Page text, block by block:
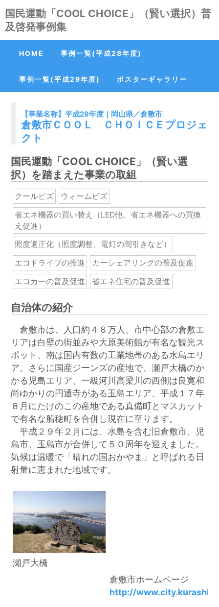
Skip
to
content
国民運動「COOL CHOICE」（賢い選択）普
及啓発事例集
HOME 事例一覧(平成28年度)
事例一覧(平成29年度) ポスターギャラリー
【事業名称】平成29年度｜岡山県／倉敷市
倉敷市ＣＯＯＬ ＣＨＯＩＣＥプロジェ
クト
国民運動「COOL CHOICE」（賢い選
択）を踏まえた事業の取組
クールビズ
ウォームビズ
省エネ機器の買い替え（LED他、省エネ機器への買換
え促進）
照度適正化（照度調整、電灯の間引きなど）
エコドライブの推進
カーシェアリングの普及促進
エコカーの普及促進
省エネ住宅の普及促進
自治体の紹介
倉敷市は、人口約４８万人、市中心部の倉敷エ
リアは白壁の街並みや大原美術館が有名な観光ス
ポット、南は国内有数の工業地帯のある水島エリ
ア、さらに国産ジーンズの産地で、瀬戸大橋のか
かる児島エリア、一級河川高梁川の西側は良寛和
尚ゆかりの円通寺がある玉島エリア、平成１７年
８月にたけのこの産地である真備町とマスカット
で有名な船穂町を合併し現在に至ります。
平成２９年２月には、水島を含む旧倉敷市、児
島市、玉島市が合併して５０周年を迎えました。
気候は温暖で「晴れの国おかやま」と呼ばれる日
射量に恵まれた地域です。
瀬戸大橋
倉敷市ホームページ
http://